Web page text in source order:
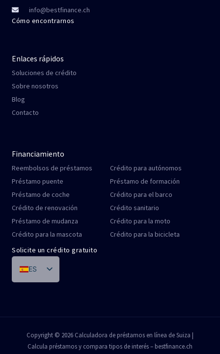
info@bestfinance.ch
Cómo encontrarnos
Enlaces rápidos
Soluciones de crédito
Sobre nosotros
Blog
Contacto
Financiamiento
Reembolsos de préstamos
Préstamo puente
Préstamo de coche
Crédito de renovación
Préstamo de mudanza
Crédito para la mascota
Crédito para autónomos
Préstamo de formación
Crédito para el barco
Crédito sanitario
Crédito para la moto
Crédito para la bicicleta
Solicite un crédito gratuito
ES
IT
PT
EN
Copyright © 2026 Calculadora de préstamos en línea de Suiza |
Calcula préstamos y compara tipos de interés – bestfinance.ch